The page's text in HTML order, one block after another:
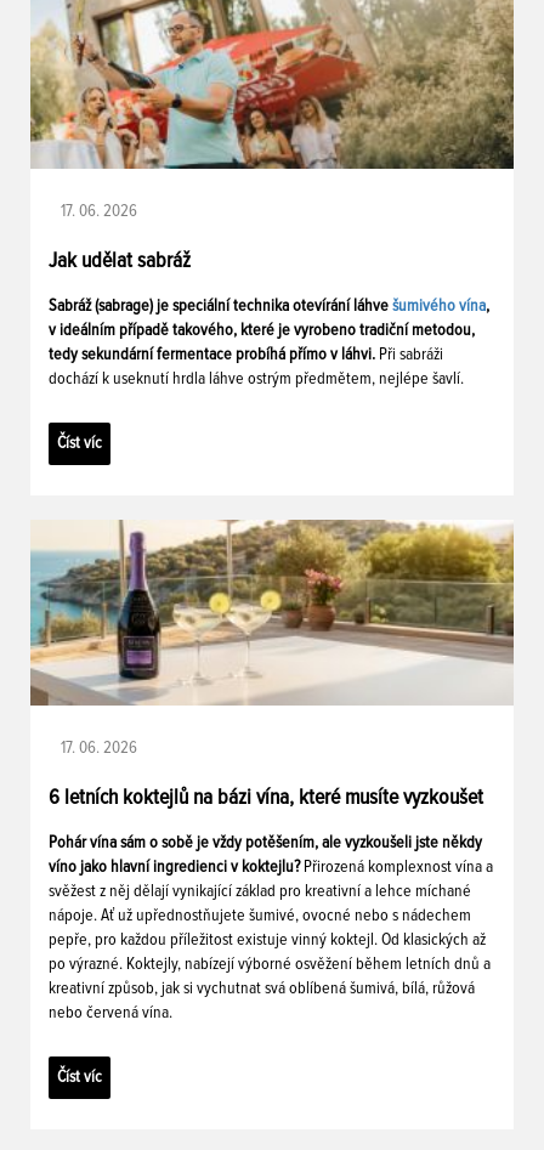
17. 06. 2026
Jak udělat sabráž
Sabráž (sabrage) je speciální technika otevírání láhve šumivého vína,
v ideálním případě takového, které je vyrobeno tradiční metodou,
tedy sekundární fermentace probíhá přímo v láhvi. Při sabráži
dochází k useknutí hrdla láhve ostrým předmětem, nejlépe šavlí.
Číst víc
17. 06. 2026
6 letních koktejlů na bázi vína, které musíte vyzkoušet
Pohár vína sám o sobě je vždy potěšením, ale vyzkoušeli jste někdy
víno jako hlavní ingredienci v koktejlu? Přirozená komplexnost vína a
svěžest z něj dělají vynikající základ pro kreativní a lehce míchané
nápoje. Ať už upřednostňujete šumivé, ovocné nebo s nádechem
pepře, pro každou příležitost existuje vinný koktejl. Od klasických až
po výrazné. Koktejly, nabízejí výborné osvěžení během letních dnů a
kreativní způsob, jak si vychutnat svá oblíbená šumivá, bílá, růžová
nebo červená vína.
Číst víc